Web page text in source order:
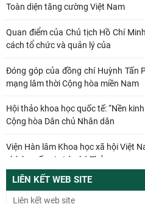
Toàn diện tăng cường Việt Nam
Quan điểm của Chủ tịch Hồ Chí
cách tổ chức và quản lý của
Đóng góp của đồng chí Huỳnh Tấn
mạng lâm thời Cộng hòa miền Nam
Hội thảo khoa học quốc tế: “Nền
Cộng hòa Dân chủ Nhân dân
Viện Hàn lâm Khoa học xã hội Việt
chính quốc gia Lào ký Thỏa
Đổi mới công tác kiểm tra, giám sát
luật: Gắn siết chặt kỷ cương
LIÊN KẾT WEB SITE